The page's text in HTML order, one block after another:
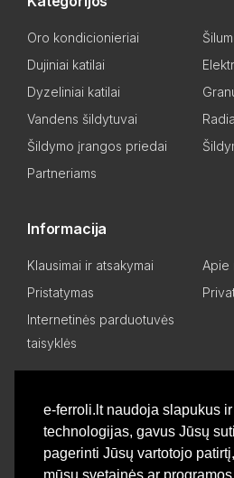
e-ferroli.lt naudoja slapukus
technologijas, gavus Jūsų
pagerinti Jūsų vartotojo
mūsų svetainės ar
Oro kondicionieriai
Dujiniai katilai
Dyzeliniai katilai
Vandens šildytuvai
Šildymo įrangos priedai
Partneriams
Informacija
Klausimai ir atsakymai
Apie
Pristatymas
Internetinės parduotuvės
taisyklės
Asmeninis kabinetas
Palyginti produktus